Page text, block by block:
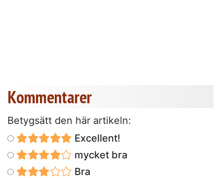
Kommentarer
Betygsätt den här artikeln:
Excellent!
mycket bra
Bra